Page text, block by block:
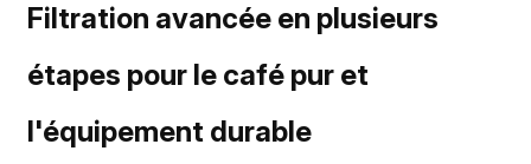
Filtration avancée en plusieurs
étapes pour le café pur et
l'équipement durable